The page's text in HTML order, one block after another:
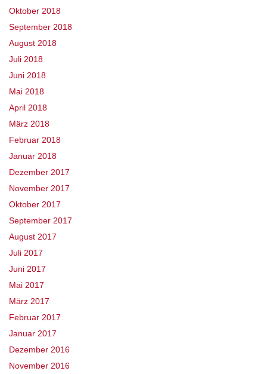
Oktober 2018
September 2018
August 2018
Juli 2018
Juni 2018
Mai 2018
April 2018
März 2018
Februar 2018
Januar 2018
Dezember 2017
November 2017
Oktober 2017
September 2017
August 2017
Juli 2017
Juni 2017
Mai 2017
März 2017
Februar 2017
Januar 2017
Dezember 2016
November 2016